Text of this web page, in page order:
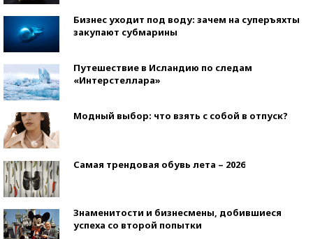
Бизнес уходит под воду: зачем на суперъяхты
закупают субмарины
Путешествие в Исландию по следам
«Интерстеллара»
Модный выбор: что взять с собой в отпуск?
Самая трендовая обувь лета – 2026
Знаменитости и бизнесмены, добившиеся
успеха со второй попытки